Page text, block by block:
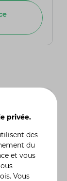
selon
de route.
de
privée.
des
du
et vous
Vous